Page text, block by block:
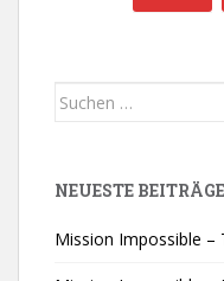
Suchen
NEUESTE BEITRÄGE
Mission Impossible –